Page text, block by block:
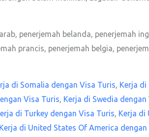
penerjemah belanda, penerjemah
prancis, penerjemah belgia,
di Somalia dengan Visa Turis, Kerja
Visa Turis, Kerja di Swedia
di Turkey dengan Visa Turis, Kerja di
Kerja di United States Of America